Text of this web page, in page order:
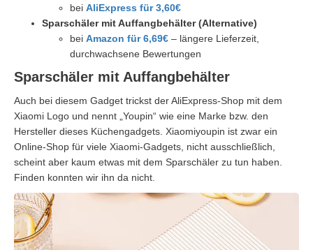
bei AliExpress für 3,60€
Sparschäler mit Auffangbehälter (Alternative)
bei Amazon für 6,69€ – längere Lieferzeit,
durchwachsene Bewertungen
Sparschäler mit Auffangbehälter
Auch bei diesem Gadget trickst der AliExpress-Shop mit dem
Xiaomi Logo und nennt „Youpin“ wie eine Marke bzw. den
Hersteller dieses Küchengadgets. Xiaomiyoupin ist zwar ein
Online-Shop für viele Xiaomi-Gadgets, nicht ausschließlich,
scheint aber kaum etwas mit dem Sparschäler zu tun haben.
Finden konnten wir ihn da nicht.